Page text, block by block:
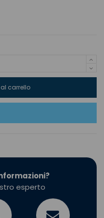
carrello
esperto